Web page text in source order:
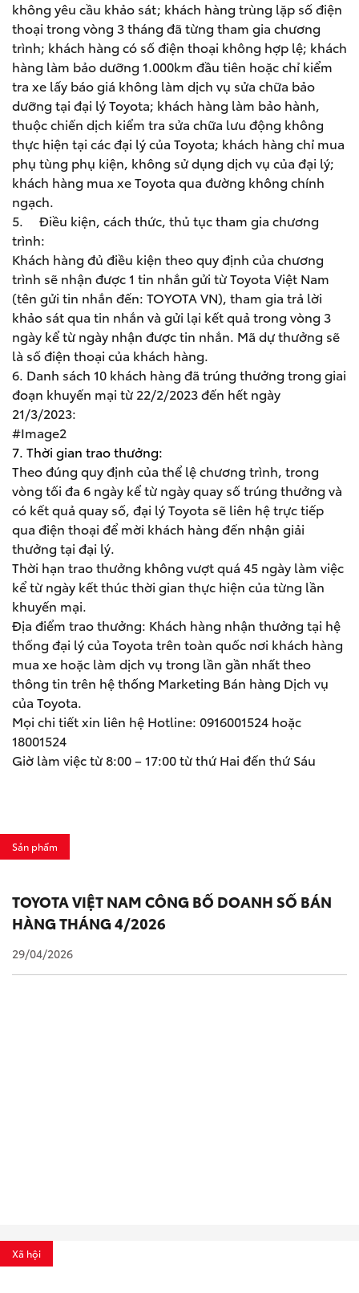
không yêu cầu khảo sát; khách hàng trùng lặp số điện
thoại trong vòng 3 tháng đã từng tham gia chương
trình; khách hàng có số điện thoại không hợp lệ; khách
hàng làm bảo dưỡng 1.000km đầu tiên hoặc chỉ kiểm
tra xe lấy báo giá không làm dịch vụ sửa chữa bảo
dưỡng tại đại lý Toyota; khách hàng làm bảo hành,
thuộc chiến dịch kiểm tra sửa chữa lưu động không
thực hiện tại các đại lý của Toyota; khách hàng chỉ mua
phụ tùng phụ kiện, không sử dụng dịch vụ của đại lý;
khách hàng mua xe Toyota qua đường không chính
ngạch.
5. Điều kiện, cách thức, thủ tục tham gia chương
trình:
Khách hàng đủ điều kiện theo quy định của chương
trình sẽ nhận được 1 tin nhắn gửi từ Toyota Việt Nam
(tên gửi tin nhắn đến: TOYOTA VN), tham gia trả lời
khảo sát qua tin nhắn và gửi lại kết quả trong vòng 3
ngày kể từ ngày nhận được tin nhắn. Mã dự thưởng sẽ
là số điện thoại của khách hàng.
6. Danh sách 10 khách hàng đã trúng thưởng trong giai
đoạn khuyến mại từ 22/2/2023 đến hết ngày
21/3/2023:
#Image2
7. Thời gian trao thưởng:
Theo đúng quy định của thể lệ chương trình, trong
vòng tối đa 6 ngày kể từ ngày quay số trúng thưởng và
có kết quả quay số, đại lý Toyota sẽ liên hệ trực tiếp
qua điện thoại để mời khách hàng đến nhận giải
thưởng tại đại lý.
Thời hạn trao thưởng không vượt quá 45 ngày làm việc
kể từ ngày kết thúc thời gian thực hiện của từng lần
khuyến mại.
Địa điểm trao thưởng: Khách hàng nhận thưởng tại hệ
thống đại lý của Toyota trên toàn quốc nơi khách hàng
mua xe hoặc làm dịch vụ trong lần gần nhất theo
thông tin trên hệ thống Marketing Bán hàng Dịch vụ
của Toyota.
Mọi chi tiết xin liên hệ Hotline: 0916001524 hoặc
18001524
Giờ làm việc từ 8:00 – 17:00 từ thứ Hai đến thứ Sáu
Sản phẩm
TOYOTA VIỆT NAM CÔNG BỐ DOANH SỐ BÁN
HÀNG THÁNG 4/2026
29/04/2026
Xã hội